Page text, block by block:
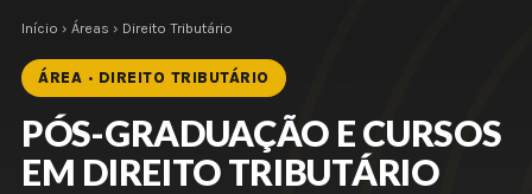
Início › Áreas › Direito Tributário
ÁREA · DIREITO TRIBUTÁRIO
PÓS-GRADUAÇÃO E CURSOS
EM DIREITO TRIBUTÁRIO